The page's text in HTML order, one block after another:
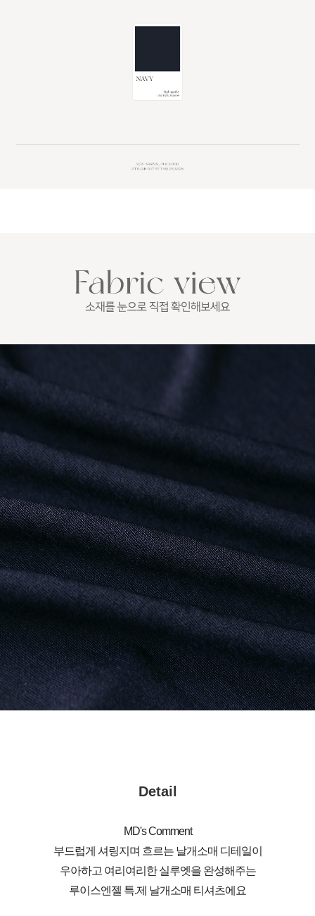
Detail
MD's Comment
부드럽게 셔링지며 흐르는 날개소매 디테일이
우아하고 여리여리한 실루엣을 완성해주는
루이스엔젤 특.제 날개소매 티셔츠에요